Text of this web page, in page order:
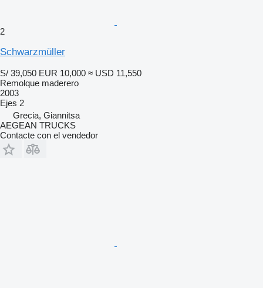
2
Schwarzmüller
S/ 39,050 EUR 10,000 ≈ USD 11,550
Remolque maderero
2003
Ejes 2
Grecia, Giannitsa
AEGEAN TRUCKS
Contacte con el vendedor